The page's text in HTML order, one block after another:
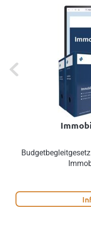
Previous